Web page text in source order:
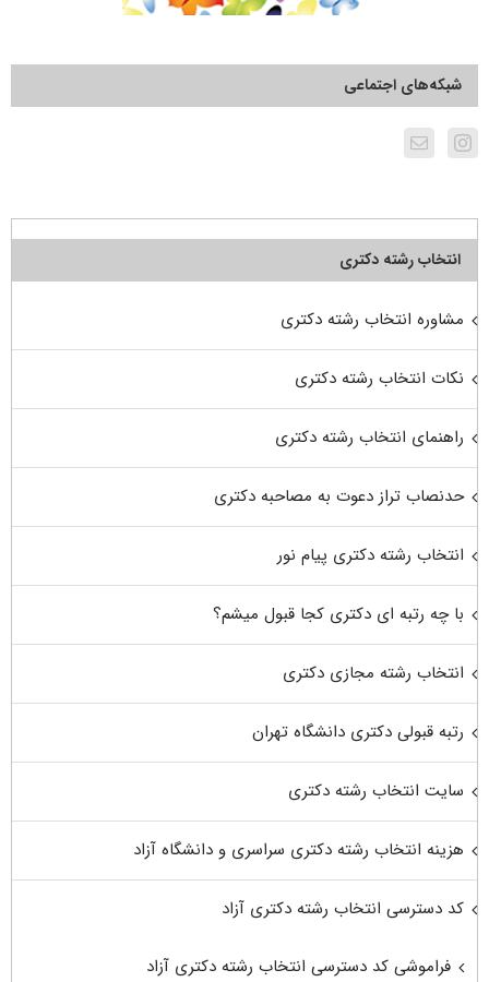
شبکه‌های اجتماعی
انتخاب رشته دکتری
مشاوره انتخاب رشته دکتری
نکات انتخاب رشته دکتری
راهنمای انتخاب رشته دکتری
حدنصاب تراز دعوت به مصاحبه دکتری
انتخاب رشته دکتری پیام نور
با چه رتبه ای دکتری کجا قبول میشم؟
انتخاب رشته مجازی دکتری
رتبه قبولی دکتری دانشگاه تهران
سایت انتخاب رشته دکتری
هزینه انتخاب رشته دکتری سراسری و دانشگاه آزاد
کد دسترسی انتخاب رشته دکتری آزاد
فراموشی کد دسترسی انتخاب رشته دکتری آزاد